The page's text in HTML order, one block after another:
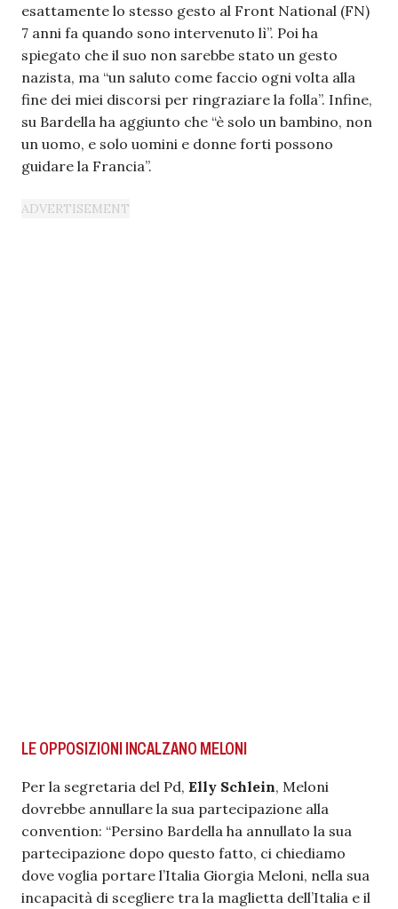
esattamente lo stesso gesto al Front National (FN)
7 anni fa quando sono intervenuto lì”. Poi ha
spiegato che il suo non sarebbe stato un gesto
nazista, ma “un saluto come faccio ogni volta alla
fine dei miei discorsi per ringraziare la folla”. Infine,
su Bardella ha aggiunto che “è solo un bambino, non
un uomo, e solo uomini e donne forti possono
guidare la Francia”.
LE OPPOSIZIONI INCALZANO MELONI
Per la segretaria del Pd, Elly Schlein, Meloni
dovrebbe annullare la sua partecipazione alla
convention: “Persino Bardella ha annullato la sua
partecipazione dopo questo fatto, ci chiediamo
dove voglia portare l’Italia Giorgia Meloni, nella sua
incapacità di scegliere tra la maglietta dell’Italia e il